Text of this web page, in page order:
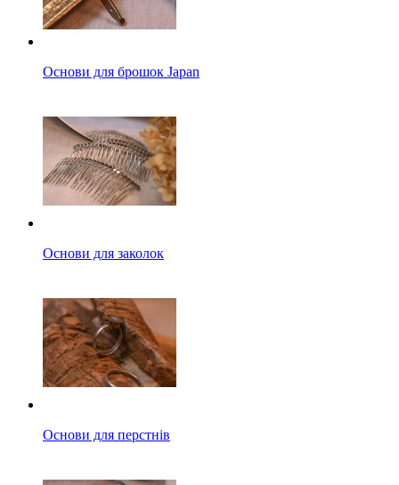
Основи для брошок Japan
Основи для заколок
Основи для перстнів